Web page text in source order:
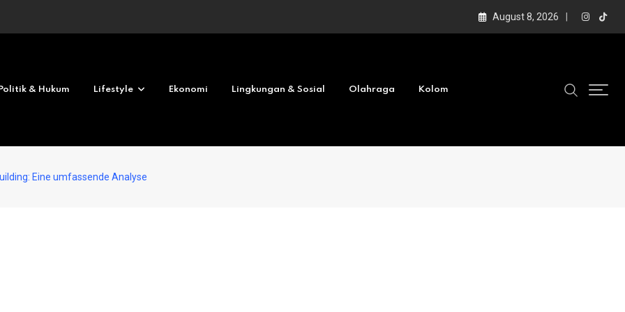
No deposit 2026 August 8, 2026
Politik & Hukum Lifestyle Ekonomi Lingkungan & Sosial Olahraga Kolom
Eine umfassende Analyse